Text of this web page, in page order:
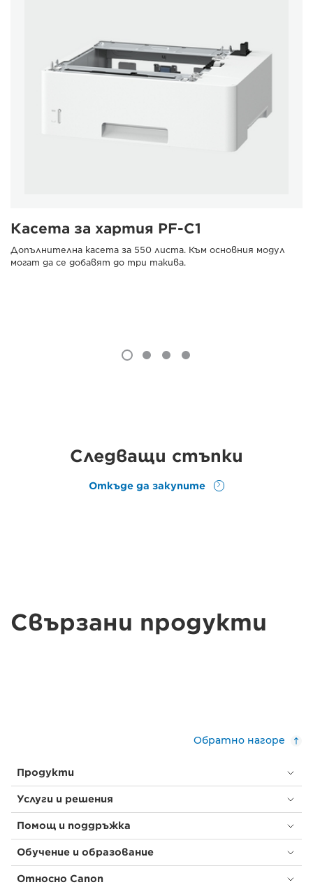
Касета за хартия PF-C1
Допълнителна касета за 550 листа. Към основния модул
могат да се добавят до три такива.
Следващи стъпки
Откъде да закупите
Свързани продукти
Обратно нагоре
Продукти
Услуги и решения
Помощ и поддръжка
Обучение и образование
Относно Canon